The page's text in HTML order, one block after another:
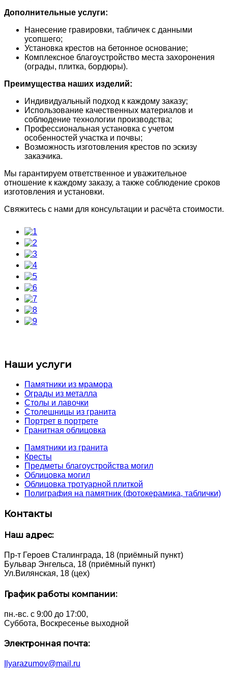
Дополнительные услуги:
Нанесение гравировки, табличек с данными
усопшего;
Установка крестов на бетонное основание;
Комплексное благоустройство места захоронения
(ограды, плитка, бордюры).
Преимущества наших изделий:
Индивидуальный подход к каждому заказу;
Использование качественных материалов и
соблюдение технологии производства;
Профессиональная установка с учетом
особенностей участка и почвы;
Возможность изготовления крестов по эскизу
заказчика.
Мы гарантируем ответственное и уважительное
отношение к каждому заказу, а также соблюдение сроков
изготовления и установки.
Свяжитесь с нами для консультации и расчёта стоимости.
Наши услуги
Памятники из мрамора
Ограды из металла
Столы и лавочки
Столешницы из гранита
Портрет в портрете
Гранитная облицовка
Памятники из гранита
Кресты
Предметы благоустройства могил
Облицовка могил
Облицовка тротуарной плиткой
Полиграфия на памятник (фотокерамика, таблички)
Контакты
Наш адрес:
Пр-т Героев Сталинграда, 18 (приёмный пункт)
Бульвар Энгельса, 18 (приёмный пункт)
Ул.Вилянская, 18 (цех)
График работы компании:
пн.-вс. с 9:00 до 17:00,
Суббота, Воскресенье выходной
Электронная почта:
Ilyarazumov@mail.ru